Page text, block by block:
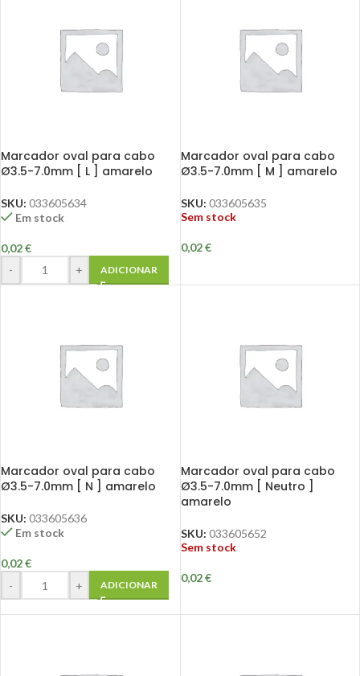
Marcador oval para cabo
Ø3.5-7.0mm [ L ] amarelo
SKU: 033605634
Em stock
0,02€
-
+ ADICIONAR
Marcador oval para cabo
Ø3.5-7.0mm [ M ] amarelo
SKU: 033605635
Sem stock
0,02€
Marcador oval para cabo
Ø3.5-7.0mm [ N ] amarelo
SKU: 033605636
Em stock
0,02€
-
+ ADICIONAR
Marcador oval para cabo
Ø3.5-7.0mm [ Neutro ]
amarelo
SKU: 033605652
Sem stock
0,02€